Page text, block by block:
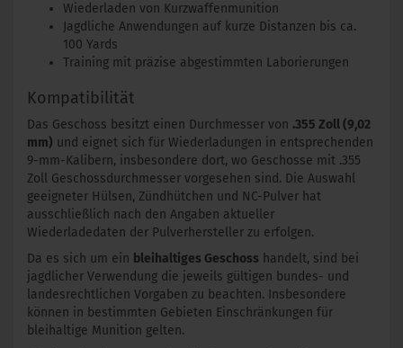
Wiederladen von Kurzwaffenmunition
Jagdliche Anwendungen auf kurze Distanzen bis ca.
100 Yards
Training mit präzise abgestimmten Laborierungen
Kompatibilität
Das Geschoss besitzt einen Durchmesser von .355 Zoll (9,02
mm) und eignet sich für Wiederladungen in entsprechenden
9-mm-Kalibern, insbesondere dort, wo Geschosse mit .355
Zoll Geschossdurchmesser vorgesehen sind. Die Auswahl
geeigneter Hülsen, Zündhütchen und NC-Pulver hat
ausschließlich nach den Angaben aktueller
Wiederladedaten der Pulverhersteller zu erfolgen.
Da es sich um ein bleihaltiges Geschoss handelt, sind bei
jagdlicher Verwendung die jeweils gültigen bundes- und
landesrechtlichen Vorgaben zu beachten. Insbesondere
können in bestimmten Gebieten Einschränkungen für
bleihaltige Munition gelten.